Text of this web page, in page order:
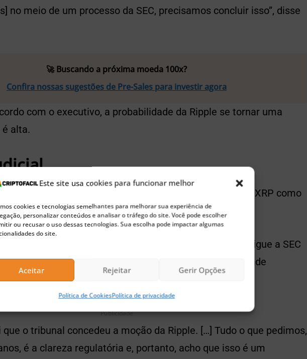
Este site usa cookies para funcionar melhor
cookies e tecnologias semelhantes para melhorar sua experiência de
personalizar conteúdos e analisar o tráfego do site. Você pode escolher
ou recusar o uso dessas tecnologias. Sua escolha pode impactar algumas
do site.
Aceitar Rejeitar Gerir Opções
Política de CookiesPolítica de privacidade
no meio de um processo da SEC, precisamos concluir isso”, disse
🚀 Buscando a próxima moeda 100x?
Confira nossas sugestões de Pre-Sales para investir agora
com o executivo, a probabilidade da Ripple se tornar uma
alta.
o governo estadunidense é o único que enxerga o XRP como
um token.
a Ripple solicitou a um juiz dos EUA que obrigue a SEC
a esta conclusão. Importante ressaltar que a entidade
eEthereumcomo commodities.
Publicidade
que o tribunal concedeu a moção da Ripple. […] Tudo o que pedimos,
é a clareza regulatória e, portanto, acho que isso é um